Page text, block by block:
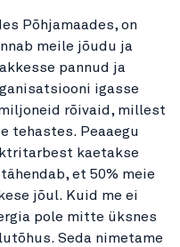
Põhjamaades, on
meile jõudu ja
pannud ja
igasse
rõivaid, millest
tehastes. Peaaegu
kaetakse
et 50% meie
jõul. Kuid me ei
pole mitte üksnes
Seda nimetame